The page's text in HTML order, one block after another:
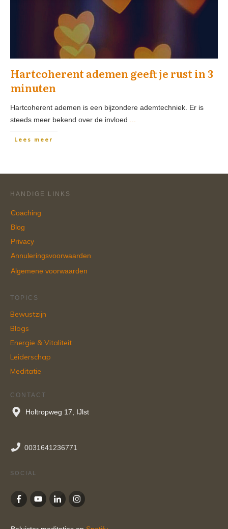
Hartcoherent ademen geeft je rust in 3
minuten
Hartcoherent ademen is een bijzondere ademtechniek. Er is
steeds meer bekend over de invloed
Lees meer
HANDIGE LINKS
Coaching
Blog
Privacy
Annuleringsvoorwaarden
Algemene voorwaarden
TOPICS
Bewustzijn
Blogs
Energie & Vitaliteit
Leiderschap
Meditatie
CONTACT
Holtropweg 17, IJlst
0031641236771
SOCIAL